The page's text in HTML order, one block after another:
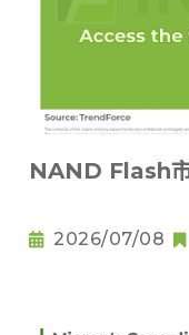
NAND Flash
2026/07/08